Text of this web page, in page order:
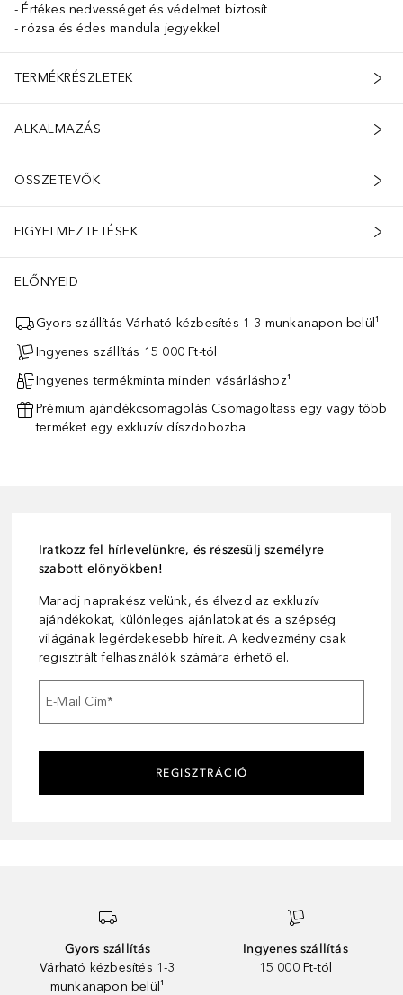
Értékes nedvességet és védelmet biztosít
rózsa és édes mandula jegyekkel
TERMÉKRÉSZLETEK
ALKALMAZÁS
ÖSSZETEVŐK
FIGYELMEZTETÉSEK
ELŐNYEID
Gyors szállítás Várható kézbesítés 1-3 munkanapon belül¹
Ingyenes szállítás 15 000 Ft-tól
Ingyenes termékminta minden vásárláshoz¹
Prémium ajándékcsomagolás Csomagoltass egy vagy több
terméket egy exkluzív díszdobozba
Iratkozz fel hírlevelünkre, és részesülj személyre
szabott előnyökben!
Maradj naprakész velünk, és élvezd az exkluzív
ajándékokat, különleges ajánlatokat és a szépség
világának legérdekesebb híreit. A kedvezmény csak
regisztrált felhasználók számára érhető el.
E-Mail Cím*
REGISZTRÁCIÓ
Gyors szállítás
Várható kézbesítés 1-3
munkanapon belül¹
Ingyenes szállítás
15 000 Ft-tól